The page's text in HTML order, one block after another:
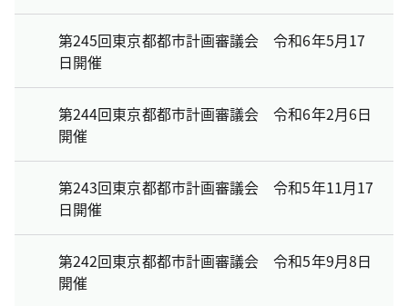
第245回東京都都市計画審議会 令和6年5月17
日開催
第244回東京都都市計画審議会 令和6年2月6日
開催
第243回東京都都市計画審議会 令和5年11月17
日開催
第242回東京都都市計画審議会 令和5年9月8日
開催